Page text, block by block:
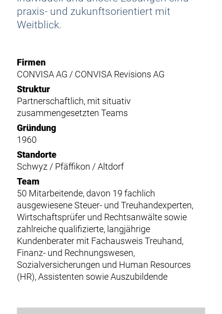
praxis- und zukunftsorientiert mit
Weitblick.
Firmen
CONVISA AG / CONVISA Revisions AG
Struktur
Partnerschaftlich, mit situativ
zusammengesetzten Teams
Gründung
1960
Standorte
Schwyz / Pfäffikon / Altdorf
Team
50 Mitarbeitende, davon 19 fachlich
ausgewiesene Steuer- und Treuhandexperten,
Wirtschaftsprüfer und Rechtsanwälte sowie
zahlreiche qualifizierte, langjährige
Kundenberater mit Fachausweis Treuhand,
Finanz- und Rechnungswesen,
Sozialversicherungen und Human Resources
(HR), Assistenten sowie Auszubildende